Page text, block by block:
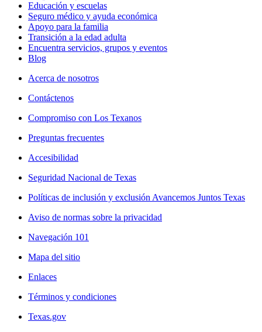
Inicio
Diagnóstico y cuidado de la salud
Educación y escuelas
Seguro médico y ayuda económica
Apoyo para la familia
Transición a la edad adulta
Blog
Acerca de nosotros
Contáctenos
Compromiso con Los Texanos
Preguntas frecuentes
Accesibilidad
Seguridad Nacional de Texas
Políticas de inclusión y exclusión Avancemos Juntos Texas
Aviso de normas sobre la privacidad
Navegación 101
Mapa del sitio
Enlaces
Términos y condiciones